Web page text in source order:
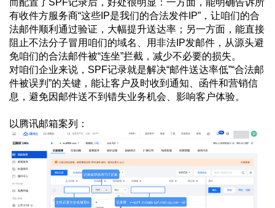
而配置了SPF记录后，好处很明显：一方面，能明确告诉所
有收件方服务商“这些IP是我们的合法发件IP”，让咱们的合
法邮件顺利通过验证，大幅提升送达率；另一方面，能直接
阻止不法分子冒用咱们的域名、用非法IP发邮件，从源头避
免咱们的合法邮件被“连坐”拦截，减少不必要的损失。
对咱们企业来说，SPF记录就是解决“邮件送达率低”“合法邮
件被误判”的关键，能让客户及时收到通知、函件和营销信
息，避免因邮件送不到错失业务机会、影响客户体验。
以腾讯邮箱案列：